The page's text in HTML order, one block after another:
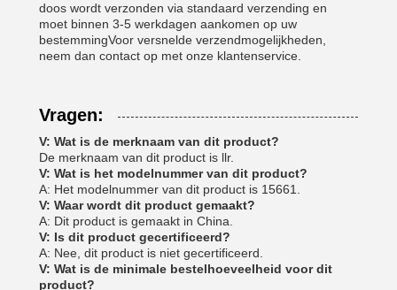
doos wordt verzonden via standaard verzending en
moet binnen 3-5 werkdagen aankomen op uw
bestemmingVoor versnelde verzendmogelijkheden,
neem dan contact op met onze klantenservice.
Vragen:
V: Wat is de merknaam van dit product?
De merknaam van dit product is llr.
V: Wat is het modelnummer van dit product?
A: Het modelnummer van dit product is 15661.
V: Waar wordt dit product gemaakt?
A: Dit product is gemaakt in China.
V: Is dit product gecertificeerd?
A: Nee, dit product is niet gecertificeerd.
V: Wat is de minimale bestelhoeveelheid voor dit
product?